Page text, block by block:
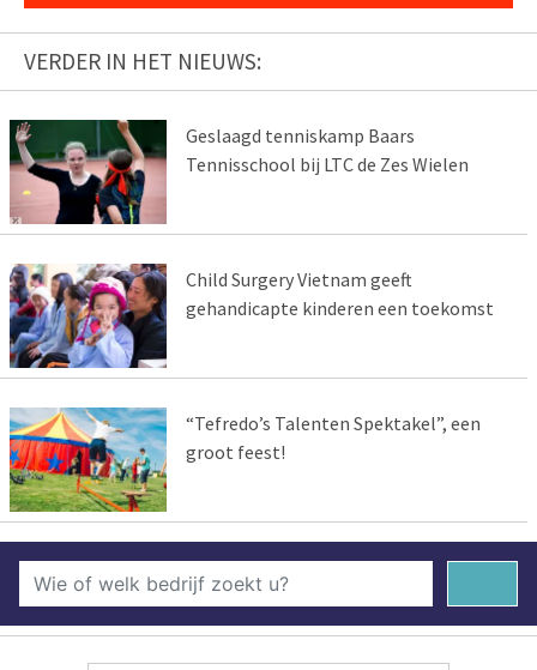
VERDER IN HET NIEUWS:
Geslaagd tenniskamp Baars
Tennisschool bij LTC de Zes Wielen
Child Surgery Vietnam geeft
gehandicapte kinderen een toekomst
“Tefredo’s Talenten Spektakel”, een
groot feest!